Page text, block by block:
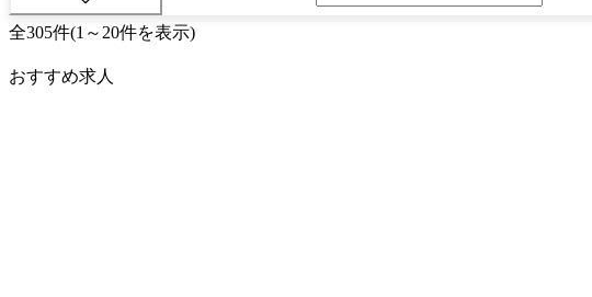
全305件(1 ～ 20件を表示)
おすすめ求人